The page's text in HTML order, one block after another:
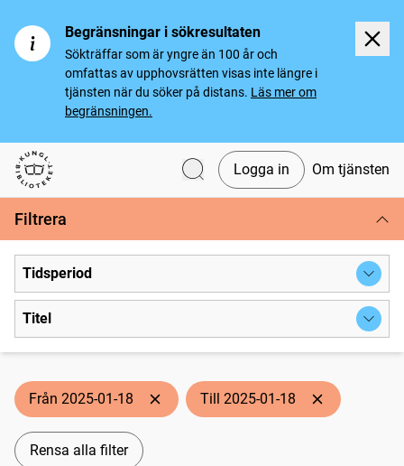
Begränsningar i sökresultaten
Sökträffar som är yngre än 100 år och
omfattas av upphovsrätten visas inte längre i
tjänsten när du söker på distans. Läs mer om
begränsningen.
Svenska tidningar
Logga in Om tjänsten
Filtrera
Tidsperiod
Titel
Från 2025-01-18 Till 2025-01-18
Rensa alla filter